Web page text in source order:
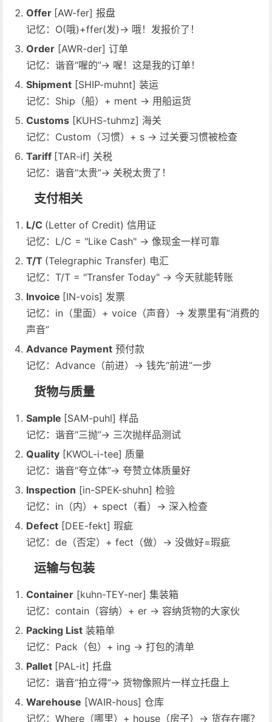
Offer [AW-fer] 报盘
记忆：O(哦)+ffer(发)→ 哦！发报价了！
Order [AWR-der] 订单
记忆：谐音“喔的”→ 喔！这是我的订单！
Shipment [SHIP-muhnt] 装运
记忆：Ship（船）+ ment → 用船运货
Customs [KUHS-tuhmz] 海关
记忆：Custom（习惯）+ s → 过关要习惯被检查
Tariff [TAR-if] 关税
记忆：谐音“太贵”→ 关税太贵了！
支付相关
L/C (Letter of Credit) 信用证
记忆：L/C = "Like Cash" → 像现金一样可靠
T/T (Telegraphic Transfer) 电汇
记忆：T/T = "Transfer Today" → 今天就能转账
Invoice [IN-vois] 发票
记忆：in（里面）+ voice（声音）→ 发票里有“消费的
声音”
Advance Payment 预付款
记忆：Advance（前进）→ 钱先“前进”一步
货物与质量
Sample [SAM-puhl] 样品
记忆：谐音“三抛”→ 三次抛样品测试
Quality [KWOL-i-tee] 质量
记忆：谐音“夸立体”→ 夸赞立体质量好
Inspection [in-SPEK-shuhn] 检验
记忆：in（内）+ spect（看）→ 深入检查
Defect [DEE-fekt] 瑕疵
记忆：de（否定）+ fect（做）→ 没做好=瑕疵
运输与包装
Container [kuhn-TEY-ner] 集装箱
记忆：contain（容纳）+ er → 容纳货物的大家伙
Packing List 装箱单
记忆：Pack（包）+ ing → 打包的清单
Pallet [PAL-it] 托盘
记忆：谐音“拍立得”→ 货物像照片一样立托盘上
Warehouse [WAIR-hous] 仓库
记忆：Where（哪里）+ house（房子）→ 货存在哪？